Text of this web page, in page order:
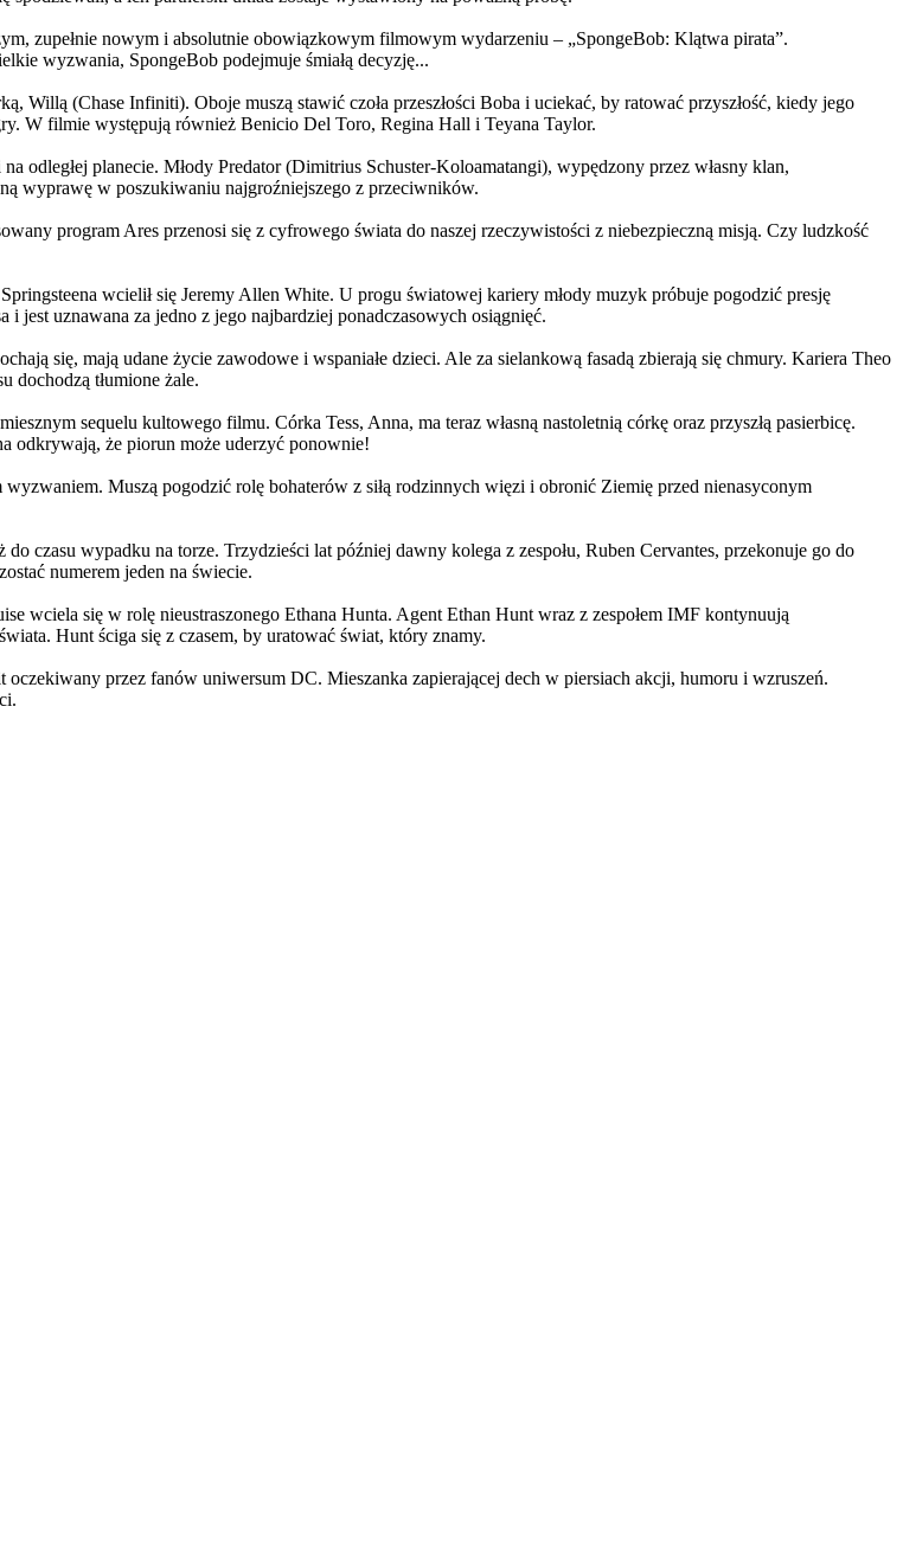
zupełnie nowym i absolutnie obowiązkowym filmowym wydarzeniu – „SpongeBob: Klątwa pirata”.
wyzwania, SpongeBob podejmuje śmiałą decyzję...
(Chase Infiniti). Oboje muszą stawić czoła przeszłości Boba i uciekać, by ratować przyszłość, kiedy jego
W filmie występują również Benicio Del Toro, Regina Hall i Teyana Taylor.
odległej planecie. Młody Predator (Dimitrius Schuster-Koloamatangi), wypędzony przez własny klan,
wyprawę w poszukiwaniu najgroźniejszego z przeciwników.
program Ares przenosi się z cyfrowego świata do naszej rzeczywistości z niebezpieczną misją. Czy ludzkość
wcielił się Jeremy Allen White. U progu światowej kariery młody muzyk próbuje pogodzić presję
i jest uznawana za jedno z jego najbardziej ponadczasowych osiągnięć.
się, mają udane życie zawodowe i wspaniałe dzieci. Ale za sielankową fasadą zbierają się chmury. Kariera Theo
dochodzą tłumione żale.
sequelu kultowego filmu. Córka Tess, Anna, ma teraz własną nastoletnią córkę oraz przyszłą pasierbicę.
odkrywają, że piorun może uderzyć ponownie!
Muszą pogodzić rolę bohaterów z siłą rodzinnych więzi i obronić Ziemię przed nienasyconym
czasu wypadku na torze. Trzydzieści lat później dawny kolega z zespołu, Ruben Cervantes, przekonuje go do
numerem jeden na świecie.
wciela się w rolę nieustraszonego Ethana Hunta. Agent Ethan Hunt wraz z zespołem IMF kontynuują
Hunt ściga się z czasem, by uratować świat, który znamy.
przez fanów uniwersum DC. Mieszanka zapierającej dech w piersiach akcji, humoru i wzruszeń.